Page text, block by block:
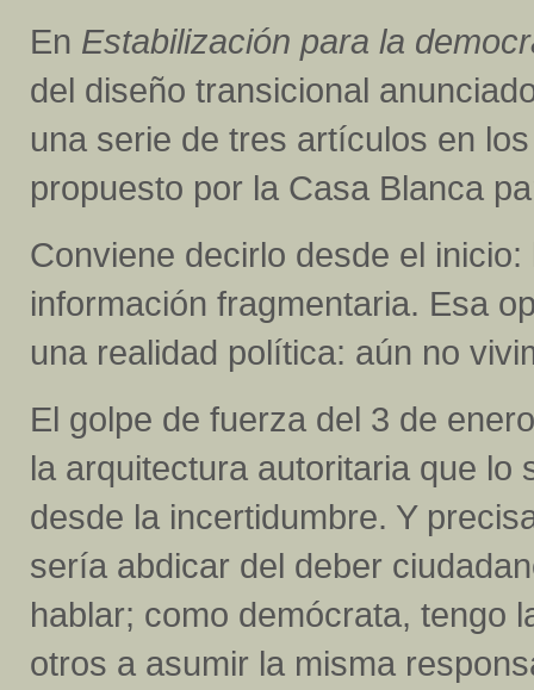
En Estabilización para la
del diseño transicional
una serie de tres artículos en
propuesto por la Casa Blanca
Conviene decirlo desde el
información fragmentaria. Esa
una realidad política: aún no
El golpe de fuerza del 3 de
la arquitectura autoritaria que
desde la incertidumbre. Y
sería abdicar del deber
hablar; como demócrata, tengo
otros a asumir la misma